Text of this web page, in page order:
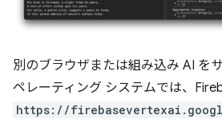
別のブラウザまたは組み込み AI を
ペレーティング システムでは、
https://